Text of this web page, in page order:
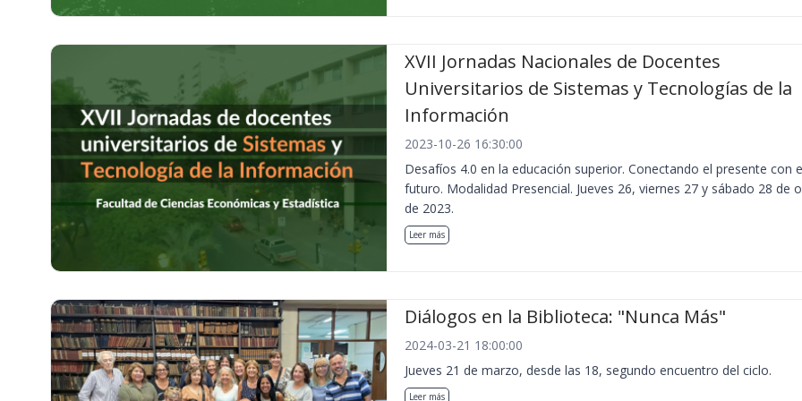
XVII Jornadas Nacionales de Docentes
Universitarios de Sistemas y Tecnologías de la
Información
2023-10-26 16:30:00
Desafíos 4.0 en la educación superior. Conectando el presente con
futuro. Modalidad Presencial. Jueves 26, viernes 27 y sábado 28 de
de 2023.
Leer más
Diálogos en la Biblioteca: "Nunca Más"
2024-03-21 18:00:00
Jueves 21 de marzo, desde las 18, segundo encuentro del ciclo.
Leer más